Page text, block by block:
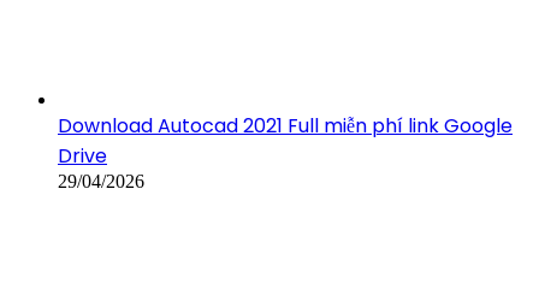
Download Autocad 2021 Full miễn phí link Google
Drive
29/04/2026